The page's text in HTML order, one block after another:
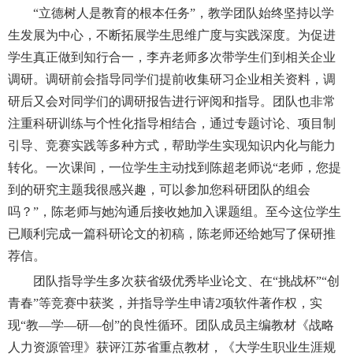
“立德树人是教育的根本任务”，教学团队始终坚持以学
生发展为中心，不断拓展学生思维广度与实践深度。 为促进
学生真正做到知行合一 ， 李卉老师多次带学生们到相关企业
调研。调研前会指导同学们提前收集研习企业相关资料，调
研后又 会对同学们的调研报告进行评阅和指导。 团队也非常
注重科研训练与个性化指导相结合，通过专题讨论、项目制
引导、竞赛实践等多种方式，帮助学生实现知识内化与能力
转化。一次课间，一位学生主动找到陈超老师说“老师 ， 您提
到的研究主题我很感兴趣，可以参加您科研团队的组会
吗？ ”，陈老师与她沟通后接收她加入课题组。 至今这位学生
已顺利完成一篇科研论文的初稿，陈老师还给她写了保研推
荐信。
团队指导学生多次获省级优秀毕业论文、在“挑战杯”“创
青春”等竞赛中获奖，并指导学生申请2项软件著作权，实
现“教—学—研—创”的良性循环。团队成员主编教材《战略
人力资源管理》获评江苏省重点教材，《大学生职业生涯规